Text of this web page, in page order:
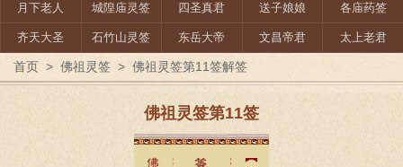
月下老人 城隍庙灵签 四圣真君 送子娘娘 各庙药签
齐天大圣 石竹山灵签 东岳大帝 文昌帝君 太上老君
首页 > 佛祖灵签 > 佛祖灵签第11签解签
佛祖灵签第11签